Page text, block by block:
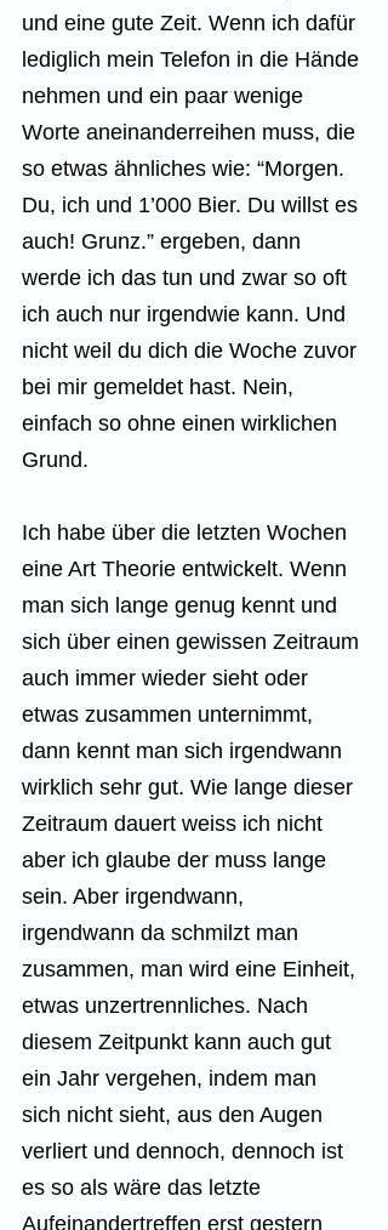
und eine gute Zeit. Wenn ich dafür
lediglich mein Telefon in die Hände
nehmen und ein paar wenige
Worte aneinanderreihen muss, die
so etwas ähnliches wie: “Morgen.
Du, ich und 1’000 Bier. Du willst es
auch! Grunz.” ergeben, dann
werde ich das tun und zwar so oft
ich auch nur irgendwie kann. Und
nicht weil du dich die Woche zuvor
bei mir gemeldet hast. Nein,
einfach so ohne einen wirklichen
Grund.
Ich habe über die letzten Wochen
eine Art Theorie entwickelt. Wenn
man sich lange genug kennt und
sich über einen gewissen Zeitraum
auch immer wieder sieht oder
etwas zusammen unternimmt,
dann kennt man sich irgendwann
wirklich sehr gut. Wie lange dieser
Zeitraum dauert weiss ich nicht
aber ich glaube der muss lange
sein. Aber irgendwann,
irgendwann da schmilzt man
zusammen, man wird eine Einheit,
etwas unzertrennliches. Nach
diesem Zeitpunkt kann auch gut
ein Jahr vergehen, indem man
sich nicht sieht, aus den Augen
verliert und dennoch, dennoch ist
es so als wäre das letzte
Aufeinandertreffen erst gestern